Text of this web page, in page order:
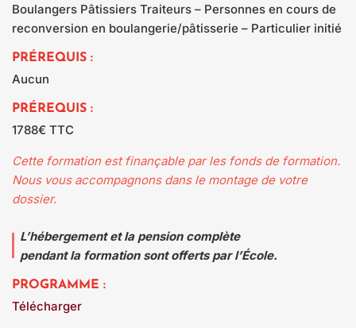
Boulangers Pâtissiers Traiteurs – Personnes en cours de
reconversion en boulangerie/pâtisserie – Particulier initié
PRÉREQUIS :
Aucun
PRÉREQUIS :
1788€ TTC
Cette formation est finançable par les fonds de formation.
Nous vous accompagnons dans le montage de votre
dossier.
L’hébergement et la pension complète
pendant la formation sont offerts par l’École.
PROGRAMME :
Télécharger